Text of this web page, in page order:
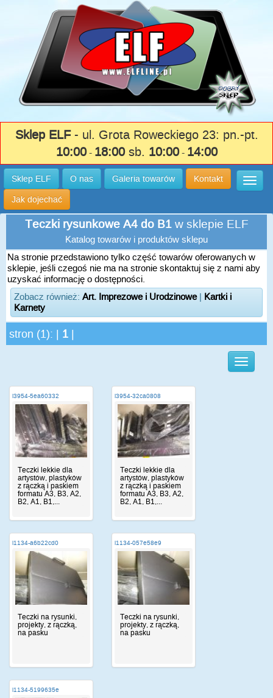
Sklep ELF- ul. Grota Roweckiego 23: pn.-pt.
10:00- 18:00sb. 10:00- 14:00
Sklep ELF O nas Galeria towarów Kontakt
Jak dojechać
Teczki rysunkowe A4 do B1w sklepie ELF
Katalog towarów i produktów sklepu
Na stronie przedstawiono tylko część towarów oferowanych w
sklepie, jeśli czegoś nie ma na stronie skontaktuj się z nami aby
uzyskać informację o dostępności.
Zobacz również: Art. Imprezowe i Urodzinowe| Kartki i
Karnety
stron (1): | 1
i3954-5ea60332
Teczki lekkie dla
artystów, plastyków
z rączką i paskiem
formatu A3, B3, A2,
B2, A1, B1,...
i3954-32ca0808
Teczki lekkie dla
artystów, plastyków
z rączką i paskiem
formatu A3, B3, A2,
B2, A1, B1,...
i1134-a6b22cd0
Teczki na rysunki,
projekty, z rączką,
na pasku
i1134-057e58e9
Teczki na rysunki,
projekty, z rączką,
na pasku
i1134-5199635e